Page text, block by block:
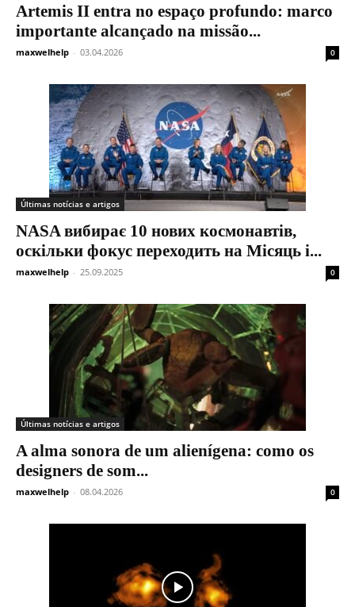
Artemis II entra no espaço profundo: marco
importante alcançado na missão...
maxwelhelp - 03.04.2026 0
Últimas notícias e artigos
NASA вибирає 10 нових космонавтів,
оскільки фокус переходить на Місяць і...
maxwelhelp - 25.09.2025 0
Últimas notícias e artigos
A alma sonora de um alienígena: como os
designers de som...
maxwelhelp - 08.04.2026 0